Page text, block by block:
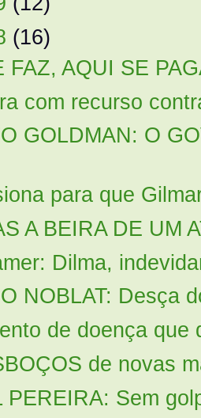
(16)
FAZ, AQUI SE
com recurso
GOLDMAN: O
para que
A BEIRA DE UM
Dilma,
NOBLAT: Desça
de doença
de novas
PEREIRA: Sem